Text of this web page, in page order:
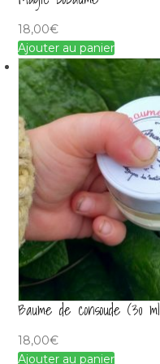
18,00€
Ajouter au panier
Baume de consoude (30
18,00€
Ajouter au panier